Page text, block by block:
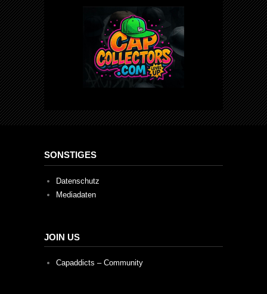
SONSTIGES
Datenschutz
Mediadaten
JOIN US
Capaddicts – Community